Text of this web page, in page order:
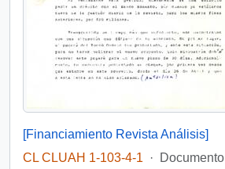
[Financiamiento Revista Análisis]
CL CLUAH 1-103-4-1
· Documento